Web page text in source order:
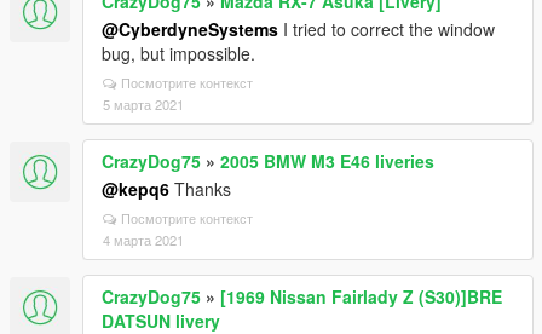
@CyberdyneSystems I tried to correct the window
bug, but impossible.
Посмотрите контекст
5 марта 2021
CrazyDog75 » 2005 BMW M3 E46 liveries
@kepq6 Thanks
Посмотрите контекст
4 марта 2021
CrazyDog75 » [1969 Nissan Fairlady Z (S30)]BRE
DATSUN livery